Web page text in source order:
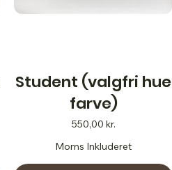
Student (valgfri hue
farve)
Pris
550,00 kr.
Moms Inkluderet